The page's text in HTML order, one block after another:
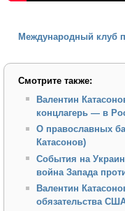
Международный клуб
Смотрите также:
Валентин
концлагерь — в
О православных
Катасонов)
События на
война Запада
Валентин
обязательства